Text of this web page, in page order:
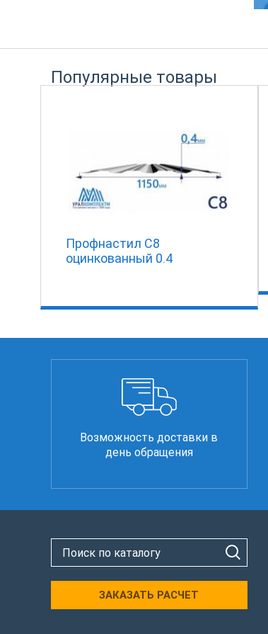
Популярные товары
Профнастил С8
оцинкованный 0.4
Возможность доставки в
день обращения
ЗАКАЗАТЬ РАСЧЕТ